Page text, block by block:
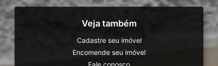
Veja também
Cadastre seu imóvel
Encomende seu imóvel
Fale conosco